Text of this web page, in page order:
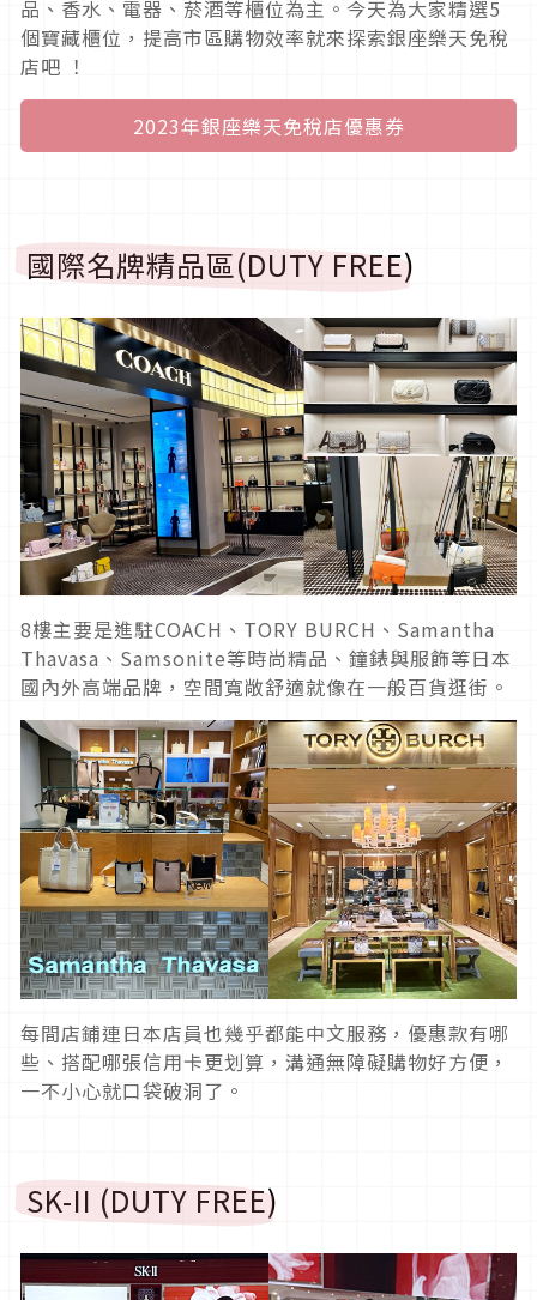
品、香水、電器、菸酒等櫃位為主。今天為大家精選5
個寶藏櫃位，提高市區購物效率就來探索銀座樂天免稅
店吧 ！
2023年銀座樂天免稅店優惠券
國際名牌精品區(DUTY FREE)
8樓主要是進駐COACH、TORY BURCH、Samantha
Thavasa、Samsonite等時尚精品、鐘錶與服飾等日本
國內外高端品牌，空間寬敞舒適就像在一般百貨逛街。
每間店鋪連日本店員也幾乎都能中文服務，優惠款有哪
些、搭配哪張信用卡更划算，溝通無障礙購物好方便，
一不小心就口袋破洞了。
SK-II (DUTY FREE)